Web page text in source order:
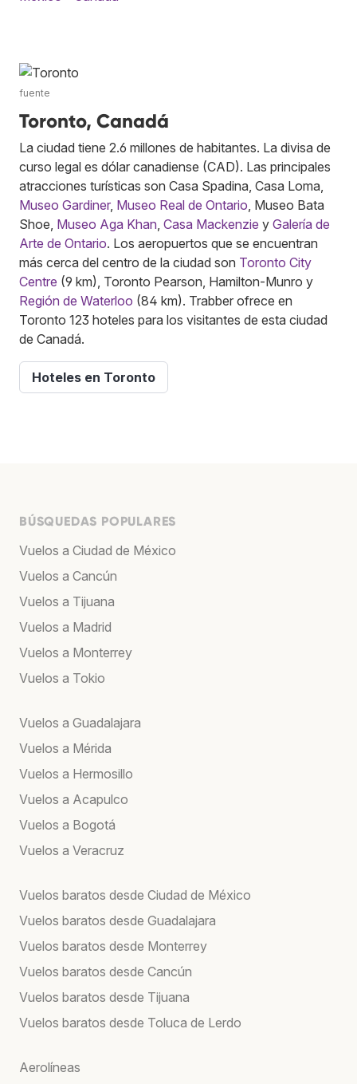
fuente
Toronto, Canadá
La ciudad tiene 2.6 millones de habitantes. La divisa de
curso legal es dólar canadiense (CAD). Las principales
atracciones turísticas son Casa Spadina, Casa Loma,
Museo Gardiner, Museo Real de Ontario, Museo Bata
Shoe, Museo Aga Khan, Casa Mackenzie y Galería de
Arte de Ontario. Los aeropuertos que se encuentran
más cerca del centro de la ciudad son Toronto City
Centre (9 km), Toronto Pearson, Hamilton-Munro y
Región de Waterloo (84 km). Trabber ofrece en
Toronto 123 hoteles para los visitantes de esta ciudad
de Canadá.
Hoteles en Toronto
BÚSQUEDAS POPULARES
Vuelos a Ciudad de México
Vuelos a Cancún
Vuelos a Tijuana
Vuelos a Madrid
Vuelos a Monterrey
Vuelos a Tokio
Vuelos a Guadalajara
Vuelos a Mérida
Vuelos a Hermosillo
Vuelos a Acapulco
Vuelos a Bogotá
Vuelos a Veracruz
Vuelos baratos desde Ciudad de México
Vuelos baratos desde Guadalajara
Vuelos baratos desde Monterrey
Vuelos baratos desde Cancún
Vuelos baratos desde Tijuana
Vuelos baratos desde Toluca de Lerdo
Aerolíneas